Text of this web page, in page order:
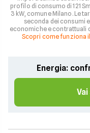
profilo di consumo di 121
3 kW, comune Milano. Le
seconda dei consumi
economiche e contrattuali
Scopri come funziona
Energia:
Vai